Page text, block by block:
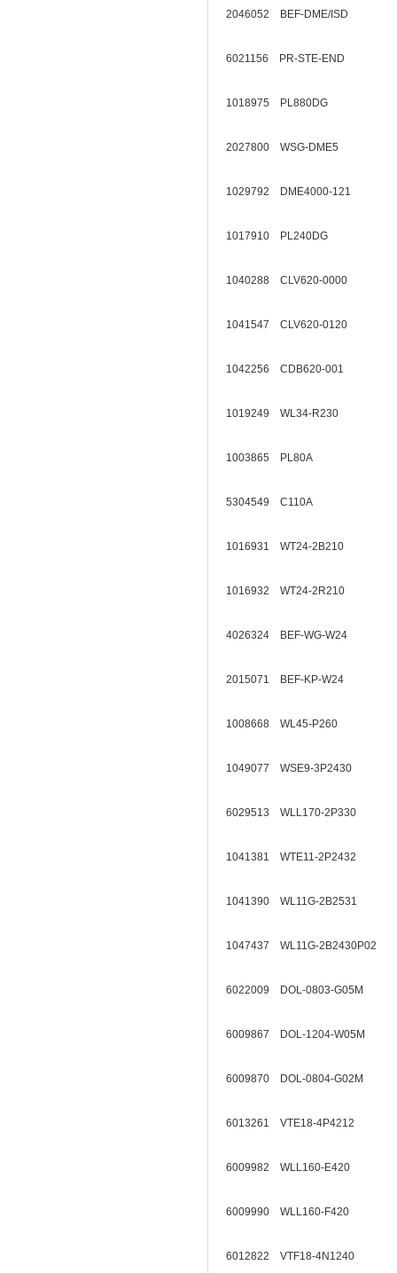
2046052 BEF-DME/ISD
6021156 PR-STE-END
1018975 PL880DG
2027800 WSG-DME5
1029792 DME4000-121
1017910 PL240DG
1040288 CLV620-0000
1041547 CLV620-0120
1042256 CDB620-001
1019249 WL34-R230
1003865 PL80A
5304549 C110A
1016931 WT24-2B210
1016932 WT24-2R210
4026324 BEF-WG-W24
2015071 BEF-KP-W24
1008668 WL45-P260
1049077 WSE9-3P2430
6029513 WLL170-2P330
1041381 WTE11-2P2432
1041390 WL11G-2B2531
1047437 WL11G-2B2430P02
6022009 DOL-0803-G05M
6009867 DOL-1204-W05M
6009870 DOL-0804-G02M
6013261 VTE18-4P4212
6009982 WLL160-E420
6009990 WLL160-F420
6012822 VTF18-4N1240